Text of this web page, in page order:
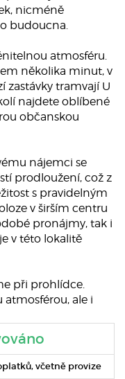
nicméně
budoucna.
atmosféru.
několika minut, v
zastávky tramvají U
najdete oblíbené
občanskou
nájemci se
prodloužení, což z
s pravidelným
v širším centru
pronájmy, tak i
v této lokalitě
při prohlídce.
atmosférou, ale i
včetně provize